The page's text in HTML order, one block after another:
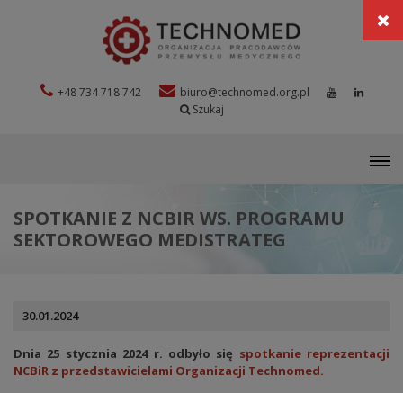
+48 734 718 742
biuro@technomed.org.pl
Szukaj
SPOTKANIE Z NCBIR WS. PROGRAMU
SEKTOROWEGO MEDISTRATEG
30.01.2024
Dnia 25 stycznia 2024 r. odbyło się spotkanie reprezentacji
NCBiR z przedstawicielami Organizacji Technomed.